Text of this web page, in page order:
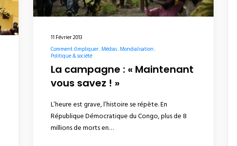
11 Février 2013
Comment s'impliquer Médias Mondialisation
Politique & société
La campagne : « Maintenant
vous savez ! »
L’heure est grave, l’histoire se répète. En
République Démocratique du Congo, plus de 8
millions de morts en…